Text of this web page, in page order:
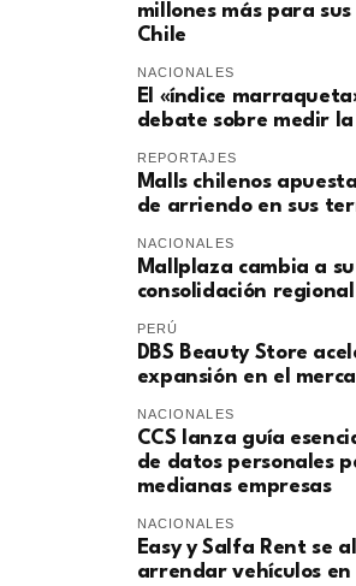
millones más para
Chile
NACIONALES
El «índice
debate sobre medir
REPORTAJES
Malls chilenos
de arriendo en sus
NACIONALES
Mallplaza cambia a
consolidación regional
PERÚ
DBS Beauty Store
expansión en el
NACIONALES
CCS lanza guía
de datos personales
medianas empresas
NACIONALES
Easy y Salfa Rent se
arrendar vehículos